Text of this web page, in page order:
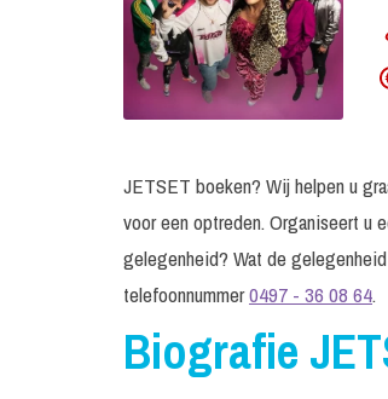
JETSET boeken? Wij helpen u
voor een optreden. Organiseert u
gelegenheid? Wat de
telefoonnummer0497 - 36 08 64.
Biografie